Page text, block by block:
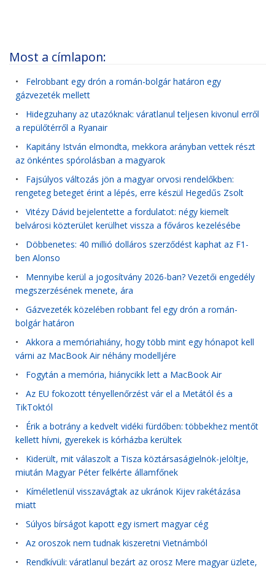
Most a címlapon:
• Felrobbant egy drón a román-bolgár határon egy
gázvezeték mellett
• Hidegzuhany az utazóknak: váratlanul teljesen kivonul erről
a repülőtérről a Ryanair
• Kapitány István elmondta, mekkora arányban vettek részt
az önkéntes spórolásban a magyarok
• Fajsúlyos változás jön a magyar orvosi rendelőkben:
rengeteg beteget érint a lépés, erre készül Hegedűs Zsolt
• Vitézy Dávid bejelentette a fordulatot: négy kiemelt
belvárosi közterület kerülhet vissza a főváros kezelésébe
• Döbbenetes: 40 millió dolláros szerződést kaphat az F1-
ben Alonso
• Mennyibe kerül a jogosítvány 2026-ban? Vezetői engedély
megszerzésének menete, ára
• Gázvezeték közelében robbant fel egy drón a román-
bolgár határon
• Akkora a memóriahiány, hogy több mint egy hónapot kell
várni az MacBook Air néhány modelljére
• Fogytán a memória, hiánycikk lett a MacBook Air
• Az EU fokozott tényellenőrzést vár el a Metától és a
TikToktól
• Érik a botrány a kedvelt vidéki fürdőben: többekhez mentőt
kellett hívni, gyerekek is kórházba kerültek
• Kiderült, mit válaszolt a Tisza köztársaságielnök-jelöltje,
miután Magyar Péter felkérte államfőnek
• Kíméletlenül visszavágtak az ukránok Kijev rakétázása
miatt
• Súlyos bírságot kapott egy ismert magyar cég
• Az oroszok nem tudnak kiszeretni Vietnámból
• Rendkívüli: váratlanul bezárt az orosz Mere magyar üzlete,